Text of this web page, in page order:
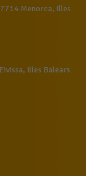
Menorca, Illes
Illes Balears